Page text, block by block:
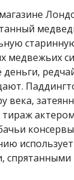
медвежьих
деньги,
века,
спрятанными